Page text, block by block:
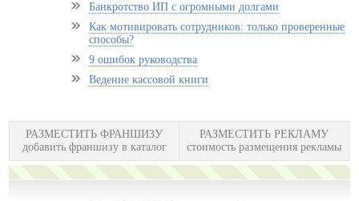
Банкротство ИП с огромными долгами
Как мотивировать сотрудников: только проверенные
способы?
9 ошибок руководства
Ведение кассовой книги
РАЗМЕСТИТЬ ФРАНШИЗУ
добавить франшизу в каталог
РАЗМЕСТИТЬ РЕКЛАМУ
стоимость размещения рекламы